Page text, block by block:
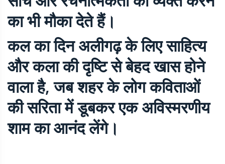
का भी मौका देते हैं।
कल का दिन अलीगढ़ के लिए साहित्य
और कला की दृष्टि से बेहद खास होने
वाला है, जब शहर के लोग कविताओं
की सरिता में डूबकर एक अविस्मरणीय
शाम का आनंद लेंगे।